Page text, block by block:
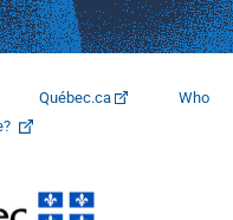
Québec.ca
Who
This
in
a